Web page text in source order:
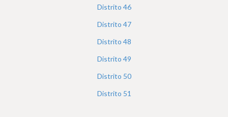
Distrito 46
Distrito 47
Distrito 48
Distrito 49
Distrito 50
Distrito 51